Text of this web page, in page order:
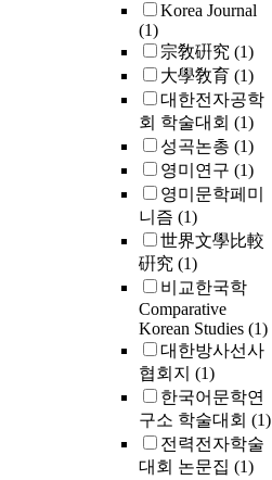
Korea Journal
(1)
宗敎硏究 (1)
大學敎育 (1)
대한전자공학
회 학술대회 (1)
성곡논총 (1)
영미연구 (1)
영미문학페미
니즘 (1)
世界文學比較
硏究 (1)
비교한국학
Comparative
Korean Studies (1)
대한방사선사
협회지 (1)
한국어문학연
구소 학술대회 (1)
전력전자학술
대회 논문집 (1)